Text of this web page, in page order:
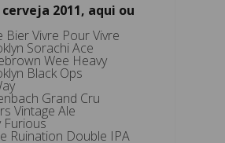
2011, aqui ou
Bier Vivre Pour Vivre
Sorachi Ace
Wee Heavy
Black Ops
Grand Cru
Vintage Ale
Furious
Ruination Double IPA